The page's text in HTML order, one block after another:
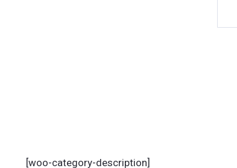
[woo-category-description]